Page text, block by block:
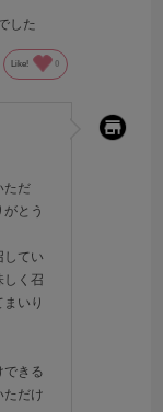
した
Like! 0
ただ
とう
してい
しく召
いり
できる
ただけ